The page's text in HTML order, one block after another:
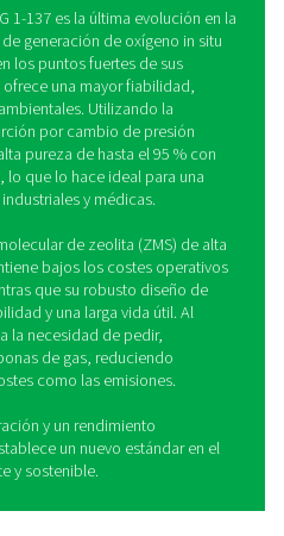
de oxígeno PSA